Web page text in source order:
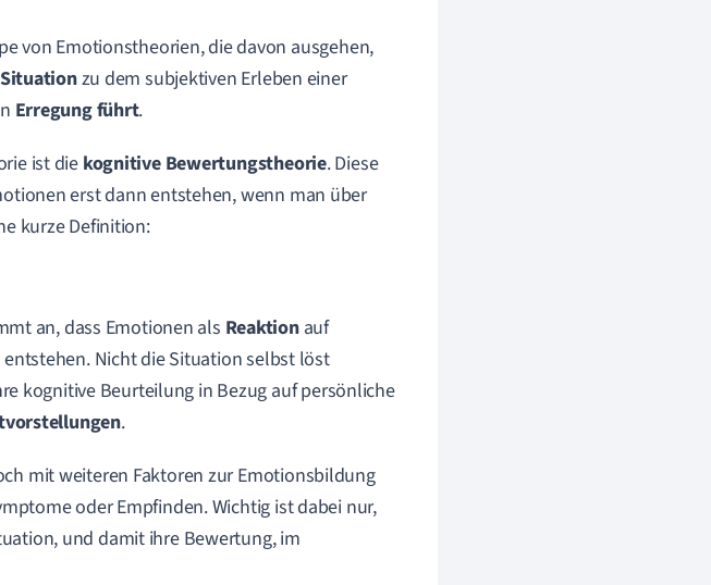
von Emotionstheorien, die davon ausgehen,
zu dem subjektiven Erleben einer
Erregung führt.
ist diekognitive Bewertungstheorie. Diese
erst dann entstehen, wenn man über
kurze Definition:
an, dass Emotionen als Reaktion auf
entstehen. Nicht die Situation selbst löst
kognitive Beurteilung in Bezug auf persönliche
.
mit weiteren Faktoren zur Emotionsbildung
oder Empfinden. Wichtig ist dabei nur,
und damit ihre Bewertung, im